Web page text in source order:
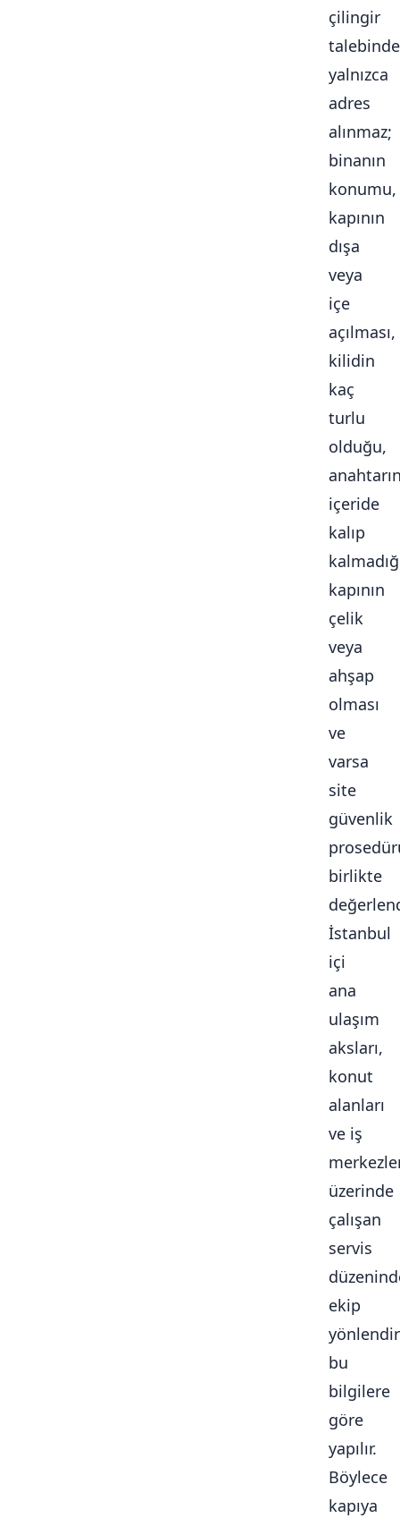
çilingir
talebinde
yalnızca
adres
alınmaz;
binanın
konumu,
kapının
dışa
veya
içe
açılması,
kilidin
kaç
turlu
olduğu,
içeride
kalıp
kapının
çelik
veya
ahşap
olması
ve
varsa
site
güvenlik
birlikte
İstanbul
içi
ana
ulaşım
aksları,
konut
alanları
ve iş
üzerinde
çalışan
servis
ekip
bu
bilgilere
göre
yapılır.
Böylece
kapıya